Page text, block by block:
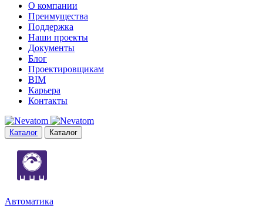
О компании
Преимущества
Поддержка
Наши проекты
Документы
Блог
Проектировщикам
BIM
Карьера
Контакты
Каталог Каталог
Автоматика